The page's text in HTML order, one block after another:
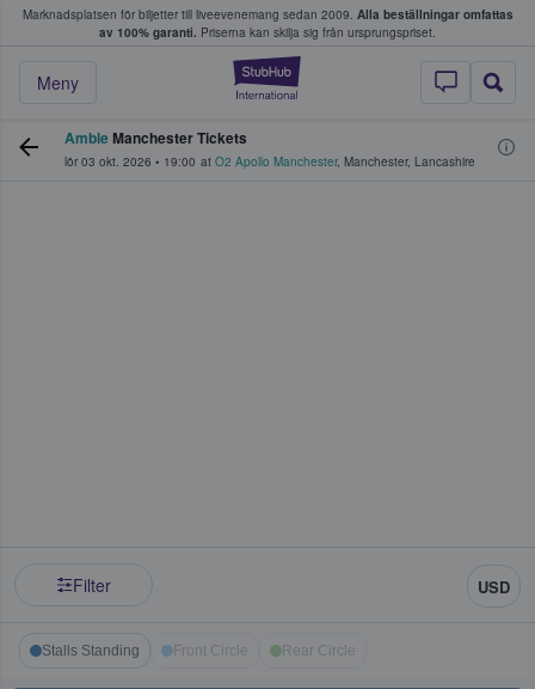
Marknadsplatsen för biljetter till liveevenemang sedan 2009. Alla beställningar omfattas
av 100% garanti. Priserna kan skilja sig från ursprungspriset.
StubHub – där
Meny
köper och säljer biljetter.
AmbleManchester Tickets
lör 03 okt. 2026 • 19:00 at O2 Apollo Manchester, Manchester, Lancashire
Filter USD
Stalls Standing Front Circle Rear Circle